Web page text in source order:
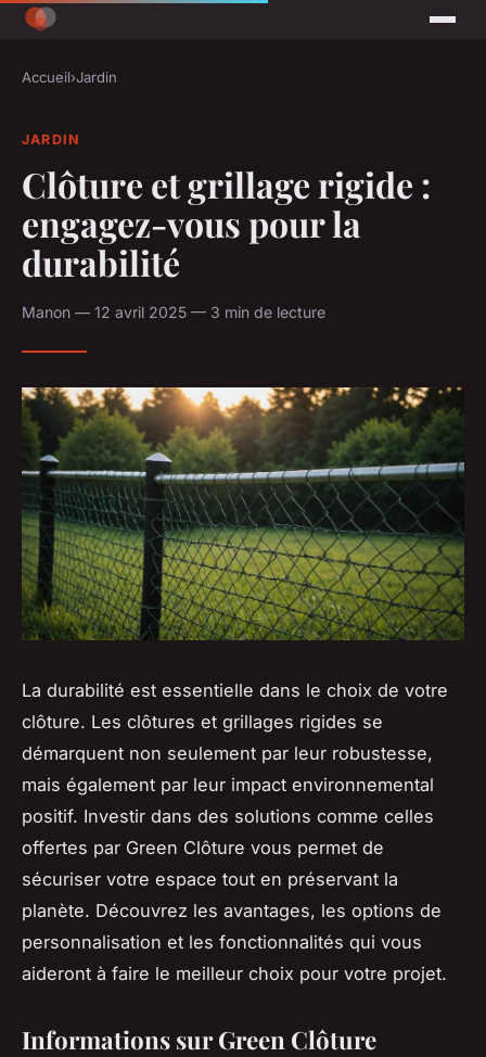
Accueil›Jardin
JARDIN
Clôture et grillage rigide :
engagez-vous pour la
durabilité
Manon — 12 avril 2025 — 3 min de lecture
La durabilité est essentielle dans le choix de votre
clôture. Les clôtures et grillages rigides se
démarquent non seulement par leur robustesse,
mais également par leur impact environnemental
positif. Investir dans des solutions comme celles
offertes par Green Clôture vous permet de
sécuriser votre espace tout en préservant la
planète. Découvrez les avantages, les options de
personnalisation et les fonctionnalités qui vous
aideront à faire le meilleur choix pour votre projet.
Informations sur Green Clôture